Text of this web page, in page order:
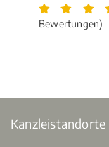
Bewertungen)
Kanzleistandorte